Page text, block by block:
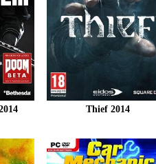
Thief 2014